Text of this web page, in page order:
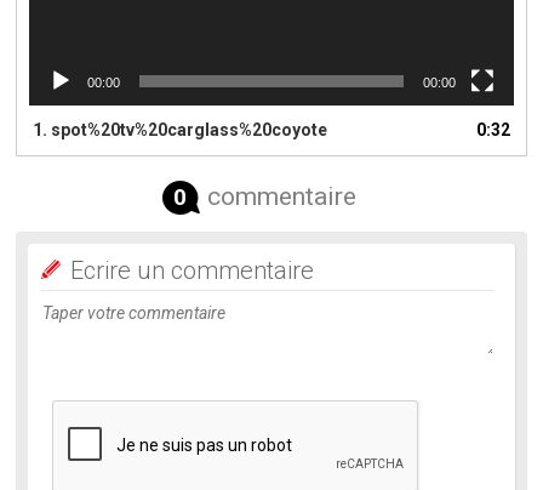
00:00 00:00
1. spot%20tv%20carglass%20coyote 0:32
0 commentaire
Ecrire un commentaire